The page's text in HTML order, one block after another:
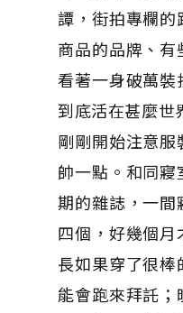
譚，街拍專欄的
商品的品牌、
看著一身破萬裝
到底活在甚麼世
剛剛開始注意服
帥一點。和同
期的雜誌，一間
四個，好幾個
長如果穿了很
能會跑來拜託